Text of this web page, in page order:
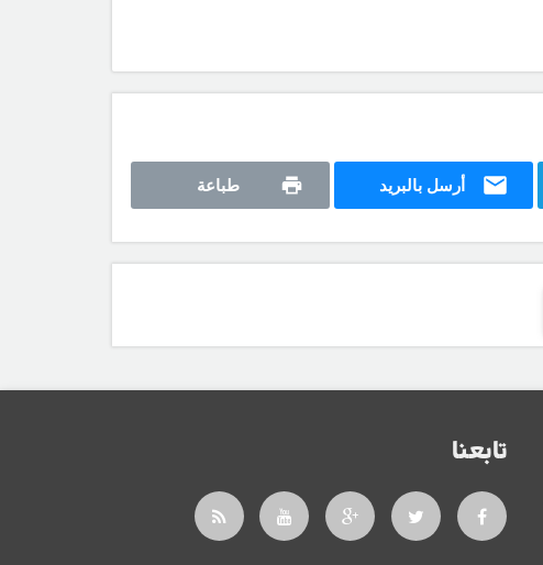
أرسل بالبريد طباعة
تابعنا